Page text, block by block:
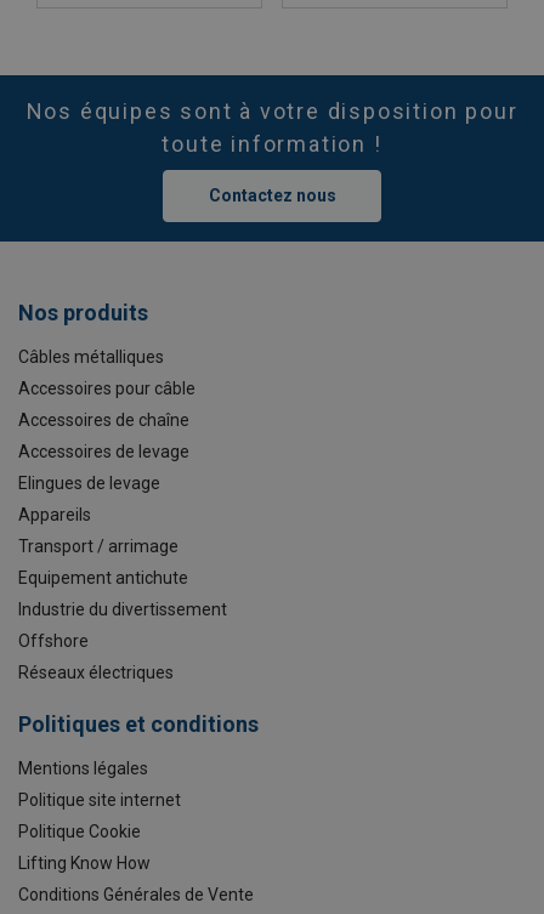
Nos équipes sont à votre disposition pour
toute information !
Contactez nous
Nos produits
Câbles métalliques
Accessoires pour câble
Accessoires de chaîne
Accessoires de levage
Elingues de levage
Appareils
Transport / arrimage
Equipement antichute
Industrie du divertissement
Offshore
Réseaux électriques
Politiques et conditions
Mentions légales
Politique site internet
Politique Cookie
Lifting Know How
Conditions Générales de Vente